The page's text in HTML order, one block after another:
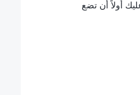
أولاً أن تضع